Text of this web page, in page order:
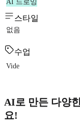
AI 드로잉
스타일
없음
수업
Vide
AI로 만든 다양
요!